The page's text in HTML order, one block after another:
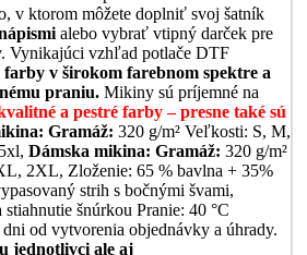
v ktorom môžete doplniť svoj šatník
alebo vybrať vtipný darček pre
Vynikajúci vzhľad potlače DTF
farby v širokom farebnom spektre a
praniu. Mikiny sú príjemné na
a pestré farby – presne také sú
Gramáž: 320 g/m² Veľkosti: S, M,
Dámska mikina: Gramáž: 320 g/m²
2XL, Zloženie: 65 % bavlna + 35%
strih s bočnými švami,
šnúrkou Pranie: 40 °C
dni od vytvorenia objednávky a úhrady.
jednotlivci ale aj